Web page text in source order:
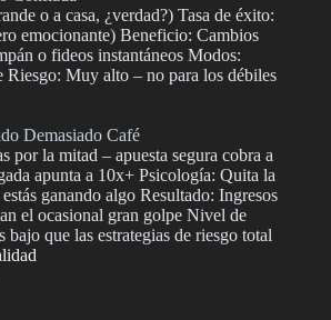
o a casa, ¿verdad?) Tasa de éxito:
emocionante) Beneficio: Cambios
o fideos instantáneos Modos:
Muy alto – no para los débiles
Demasiado Café
por la mitad – apuesta segura cobra a
apunta a 10x+ Psicología: Quita la
ganando algo Resultado: Ingresos
el ocasional gran golpe Nivel de
bajo que las estrategias de riesgo total